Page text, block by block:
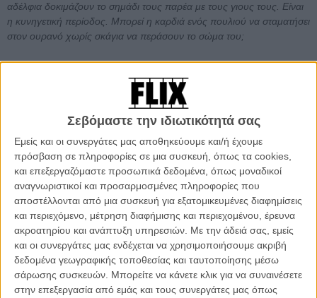
Σεβόμαστε την ιδιωτικότητά σας
Εμείς και οι συνεργάτες μας αποθηκεύουμε και/ή έχουμε
πρόσβαση σε πληροφορίες σε μια συσκευή, όπως τα cookies,
και επεξεργαζόμαστε προσωπικά δεδομένα, όπως μοναδικοί
αναγνωριστικοί και προσαρμοσμένες πληροφορίες που
αποστέλλονται από μια συσκευή για εξατομικευμένες διαφημίσεις
και περιεχόμενο, μέτρηση διαφήμισης και περιεχομένου, έρευνα
ακροατηρίου και ανάπτυξη υπηρεσιών. Με την άδειά σας, εμείς
και οι συνεργάτες μας ενδέχεται να χρησιμοποιήσουμε ακριβή
δεδομένα γεωγραφικής τοποθεσίας και ταυτοποίησης μέσω
σάρωσης συσκευών. Μπορείτε να κάνετε κλικ για να συναινέσετε
στην επεξεργασία από εμάς και τους συνεργάτες μας όπως
αδέλφια δοκιμάζουν το σημάδι τους παρέα με τους γιους τους. Είναι
η κυνηγετική περίοδος. Μπορεί η καρδιά ενός πουλιού να σταματήσει
στον ουρανό χωρίς σκάγια να περάσουν το σώμα του;
Παλιός γνώριμος του Φεστιβάλ του Λοκάρνο, αφού εδώ είχε κάνει
την παγκόσμια πρεμιέρα του η πρώτη του μικρού μήκους ταινία «II»
το 2014, ο Ευθύμης Kosemund Σανίδης επιστρέφει στην Ελβετία
και συμμετέχει στο Διαγωνιστικό Τμήμα των Ταινιών Μικρού Μήκους
του 72ου Διεθνούς Φεστιβάλ Κινηματογράφου του Λοκάρνο με την
ταινία «Ολες οι Φωτιές η Φωτιά».
Δείτε εδώ ένα teaser της ταινίας: